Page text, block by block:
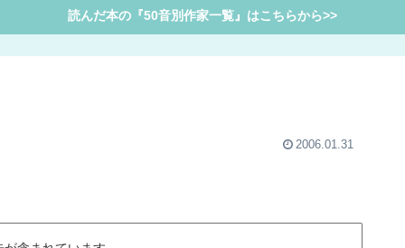
読んだ本の『50音別作家一覧』はこちらから>>
2006.01.31